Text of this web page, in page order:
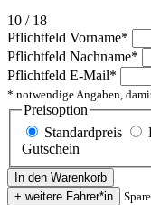
10 / 18
Pflichtfeld Vorname*
Pflichtfeld Nachname*
Pflichtfeld E-Mail*
* notwendige Angaben,
Preisoption
Standardpreis
Gutschein